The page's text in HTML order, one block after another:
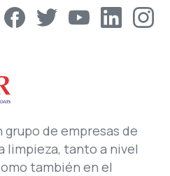
grupo de empresas de
limpieza, tanto a nivel
también en el